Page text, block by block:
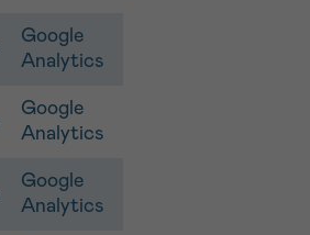
Google
Analytics
Google
Analytics
Google
Analytics